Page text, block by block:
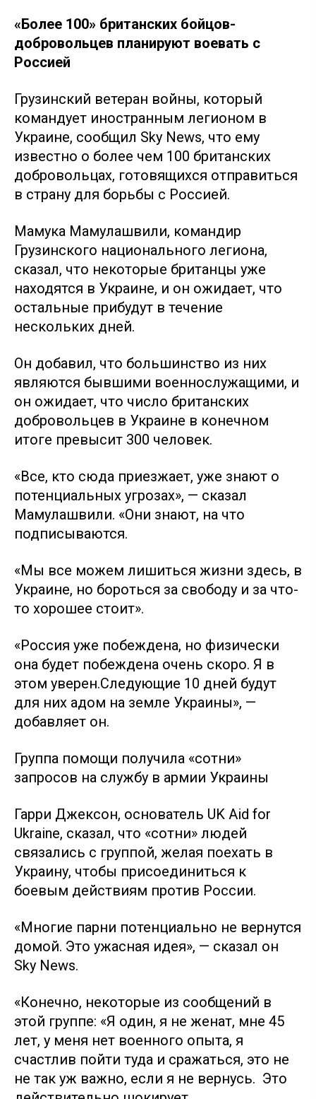
«Более 100» британских бойцов-
добровольцев планируют воевать с
Россией
Грузинский ветеран войны, который
командует иностранным легионом в
Украине, сообщил Sky News, что ему
известно о более чем 100 британских
добровольцах, готовящихся отправиться
в страну для борьбы с Россией.
Мамука Мамулашвили, командир
Грузинского национального легиона,
сказал, что некоторые британцы уже
находятся в Украине, и он ожидает, что
остальные прибудут в течение
нескольких дней.
Он добавил, что большинство из них
являются бывшими военнослужащими, и
он ожидает, что число британских
добровольцев в Украине в конечном
итоге превысит 300 человек.
«Все, кто сюда приезжает, уже знают о
потенциальных угрозах», — сказал
Мамулашвили. «Они знают, на что
подписываются.
«Мы все можем лишиться жизни здесь, в
Украине, но бороться за свободу и за что-
то хорошее стоит».
«Россия уже побеждена, но физически
она будет побеждена очень скоро. Я в
этом уверен.Следующие 10 дней будут
для них адом на земле Украины», —
добавляет он.
Группа помощи получила «сотни»
запросов на службу в армии Украины
Гарри Джексон, основатель UK Aid for
Ukraine, сказал, что «сотни» людей
связались с группой, желая поехать в
Украину, чтобы присоединиться к
боевым действиям против России.
«Многие парни потенциально не вернутся
домой. Это ужасная идея», — сказал он
Sky News.
«Конечно, некоторые из сообщений в
этой группе: «Я один, я не женат, мне 45
лет, у меня нет военного опыта, я
счастлив пойти туда и сражаться, это не
не так уж важно, если я не вернусь. Это